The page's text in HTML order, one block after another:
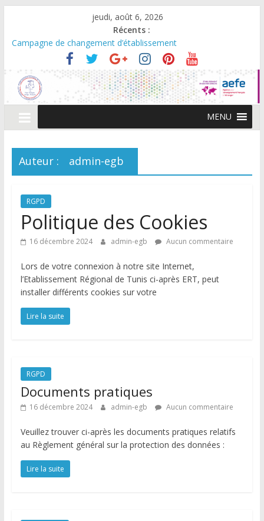
contenu
jeudi, août 6, 2026
Récents :
Campagne de changement d’établissement
CALENDRIER SCOLAIRE 2026/2027
LISTES DE FOURNITURES DE LA PS AU CM2 2026-2027
Scolarité en maternelle : Réduction exceptionnelle des frais de
première inscription pour la rentrée
Compte-rendu du 2ème conseil d’école 4 mars 2026
MENU
Auteur : admin-egb
RGPD
Politique des Cookies
16 décembre 2024 admin-egb Aucun commentaire
Lors de votre connexion à notre site Internet,
l’Etablissement Régional de Tunis ci-après ERT, peut
installer différents cookies sur votre
Lire la suite
RGPD
Documents pratiques
16 décembre 2024 admin-egb Aucun commentaire
Veuillez trouver ci-après les documents pratiques relatifs
au Règlement général sur la protection des données :
Lire la suite